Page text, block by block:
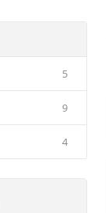
5
9
4